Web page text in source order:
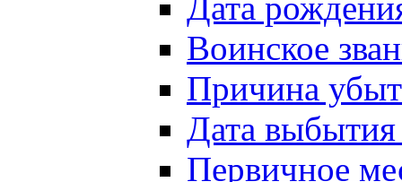
Воинское
Причина
Дата
Первичное